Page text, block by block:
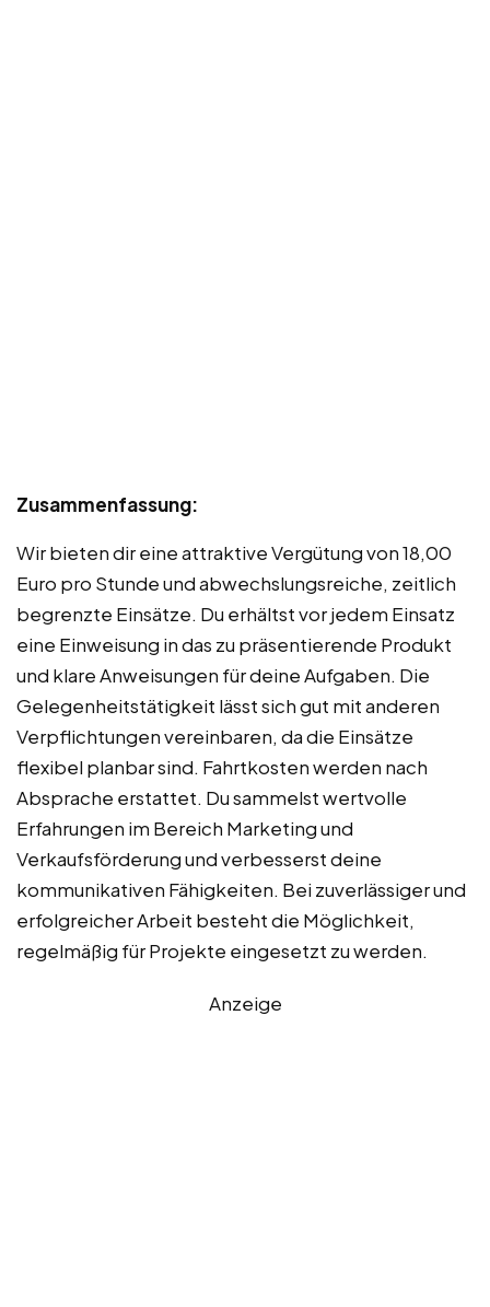
Zusammenfassung:
Wir bieten dir eine attraktive Vergütung von 18,00
Euro pro Stunde und abwechslungsreiche, zeitlich
begrenzte Einsätze. Du erhältst vor jedem Einsatz
eine Einweisung in das zu präsentierende Produkt
und klare Anweisungen für deine Aufgaben. Die
Gelegenheitstätigkeit lässt sich gut mit anderen
Verpflichtungen vereinbaren, da die Einsätze
flexibel planbar sind. Fahrtkosten werden nach
Absprache erstattet. Du sammelst wertvolle
Erfahrungen im Bereich Marketing und
Verkaufsförderung und verbesserst deine
kommunikativen Fähigkeiten. Bei zuverlässiger und
erfolgreicher Arbeit besteht die Möglichkeit,
regelmäßig für Projekte eingesetzt zu werden.
Anzeige